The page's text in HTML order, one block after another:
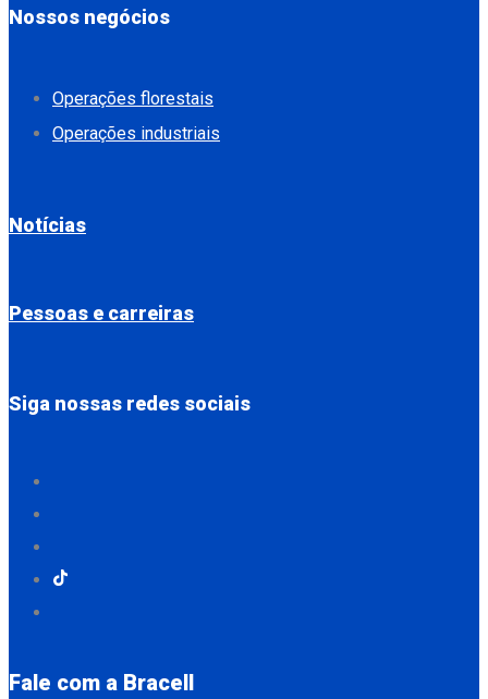
Nossos negócios
Operações florestais
Operações industriais
Notícias
Pessoas e carreiras
Siga nossas redes sociais
Fale com a Bracell